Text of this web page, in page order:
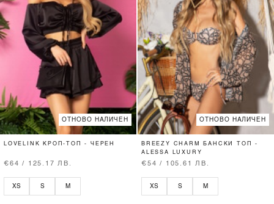
ОТНОВО НАЛИЧЕН
LOVELINK КРОП-ТОП - ЧЕРЕН
€64 / 125.17 ЛВ.
XS S M
ОТНОВО НАЛИЧЕН
BREEZY CHARM БАНСКИ ТОП -
ALESSA LUXURY
€54 / 105.61 ЛВ.
XS S M